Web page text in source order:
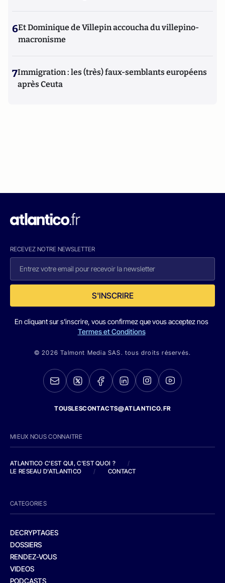
6Et Dominique de Villepin accoucha du villepino-
macronisme
7Immigration : les (très) faux-semblants européens
après Ceuta
RECEVEZ NOTRE NEWSLETTER
S'INSCRIRE
En cliquant sur s'inscrire, vous confirmez que vous acceptez nos
Termes et Conditions
© 2026 Talmont Media SAS. tous droits réservés.
TOUSLESCONTACTS@ATLANTICO.FR
MIEUX NOUS CONNAITRE
ATLANTICO C'EST QUI, C'EST QUOI ?
/
LE RESEAU D'ATLANTICO
/ CONTACT
CATEGORIES
DECRYPTAGES
DOSSIERS
RENDEZ-VOUS
VIDEOS
PODCASTS